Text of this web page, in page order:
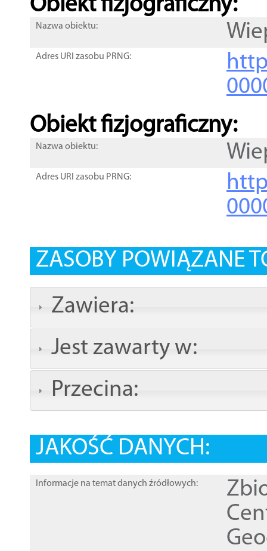
Obiekt fizjograficzny:
Nazwa obiektu:
Adres URI zasobu PRNG:
Obiekt fizjograficzny:
Nazwa obiektu:
Adres URI zasobu PRNG:
ZASOBY POWIĄZANE
Zawiera:
Jest zawarty w:
Przecina:
JAKOŚĆ DANYCH:
Informacje na temat danych źródłowych: